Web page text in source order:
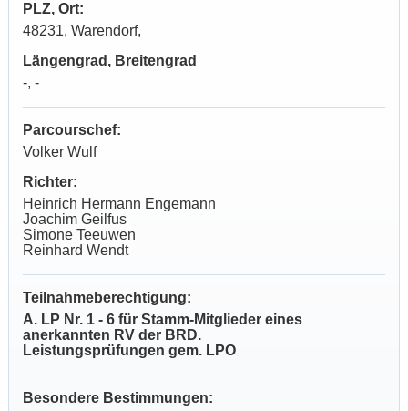
PLZ, Ort:
48231, Warendorf,
Längengrad, Breitengrad
-, -
Parcourschef:
Volker Wulf
Richter:
Heinrich Hermann Engemann
Joachim Geilfus
Simone Teeuwen
Reinhard Wendt
Teilnahmeberechtigung:
A. LP Nr. 1 - 6 für Stamm-Mitglieder eines
anerkannten RV der BRD.
Leistungsprüfungen gem. LPO
Besondere Bestimmungen: